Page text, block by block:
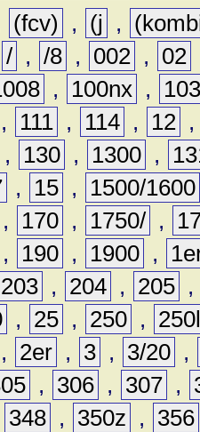
(fcv) , (j ,
/ , /8 , 002 , 02
, 100nx ,
, 111 , 114 , 12
, 130 , 1300 ,
, 15 ,
1500/1600
, 170 , 1750/ ,
, 190 , 1900 ,
203 , 204 , 205 ,
, 25 , 250 ,
, 2er , 3 , 3/20 ,
, 306 , 307 ,
348 , 350z ,
356